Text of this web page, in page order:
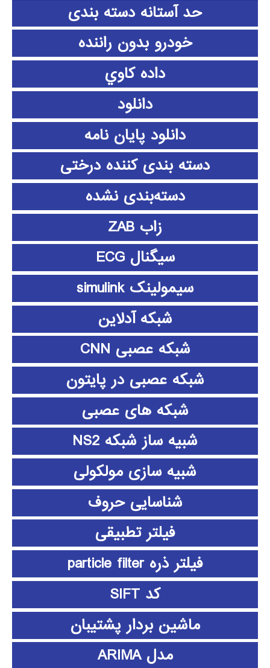
حد آستانه دسته بندی
خودرو بدون راننده
داده كاوي
دانلود
دانلود پايان نامه
دسته بندی کننده درختی
دسته‌بندی نشده
زاب ZAB
سیگنال ECG
سیمولینک simulink
شبکه آدلاین
شبکه عصبی CNN
شبکه عصبی در پایتون
شبکه های عصبی
شبیه ساز شبکه NS2
شبیه سازی مولکولی
شناسایی حروف
فیلتر تطبیقی
فیلتر ذره particle filter
کد SIFT
ماشین بردار پشتیبان
مدل ARIMA